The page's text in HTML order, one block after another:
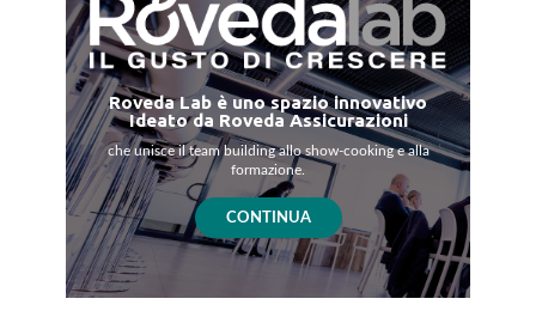
Roveda Lab è uno spazio innovativo
Ideato da Roveda Assicurazioni
che unisce il team building allo show-cooking e alla
formazione.
CONTINUA